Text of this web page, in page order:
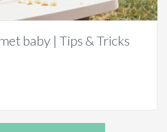
baby | Tips & Tricks